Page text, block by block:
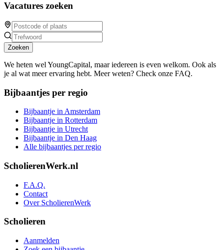
Vacatures zoeken
Zoeken
We heten wel YoungCapital, maar iedereen is even welkom. Ook als
je al wat meer ervaring hebt. Meer weten? Check onze FAQ.
Bijbaantjes per regio
Bijbaantje in Amsterdam
Bijbaantje in Rotterdam
Bijbaantje in Utrecht
Bijbaantje in Den Haag
Alle bijbaantjes per regio
ScholierenWerk.nl
F.A.Q.
Contact
Over ScholierenWerk
Scholieren
Aanmelden